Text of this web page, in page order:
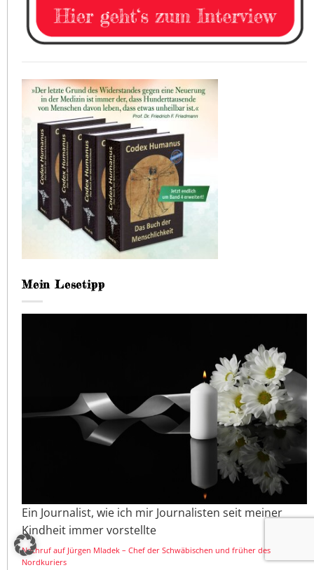
Mein Lesetipp
Ein Journalist, wie ich mir Journalisten seit meiner
Kindheit immer vorstellte
Nachruf auf Jürgen Mladek – Chef der Schwäbischen und früher des
Nordkuriers